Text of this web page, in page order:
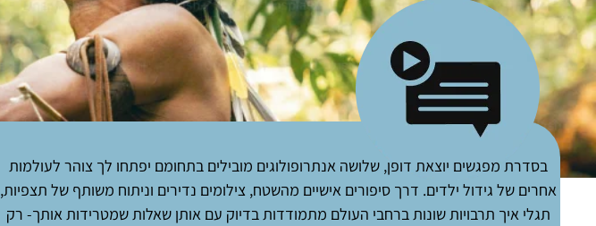
בסדרת מפגשים יוצאת דופן, שלושה אנתרופולוגים מובילים בתחומם יפתחו לך צוהר לעולמות
אחרים של גידול ילדים. דרך סיפורים אישיים מהשטח, צילומים נדירים וניתוח משותף של תצפיות,
תגלי איך תרבויות שונות ברחבי העולם מתמודדות בדיוק עם אותן שאלות שמטרידות אותך- רק